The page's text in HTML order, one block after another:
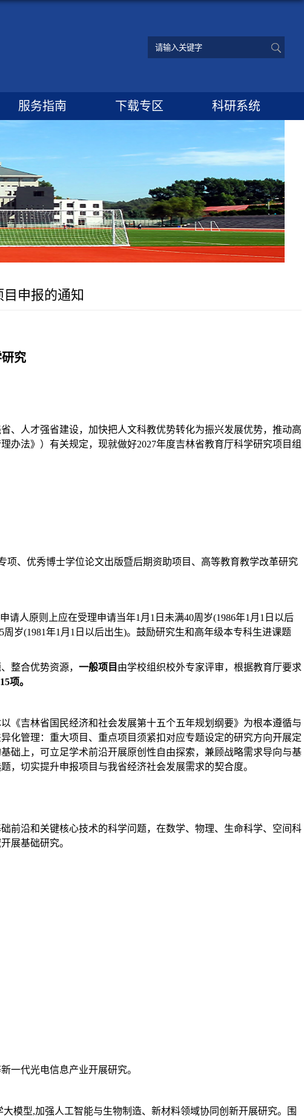
服务指南 下载专区 科研系统
申报的通知
究
、人才强省建设，加快把人文科教优势转化为振兴发展优势，推动高
办法》）有关规定，现就做好2027年度吉林省教育厅科学研究项目组
、优秀博士学位论文出版暨后期资助项目、高等教育教学改革研究
人原则上应在受理申请当年1月1日未满40周岁(1986年1月1日以后
岁(1981年1月1日以后出生)。鼓励研究生和高年级本专科生进课题
整合优势资源， 一般项目 由学校组织校外专家评审，根据教育厅要求
15项。
《吉林省国民经济和社会发展第十五个五年规划纲要》为根本遵循与
化管理：重大项目、重点项目须紧扣对应专题设定的研究方向开展定
础上，可立足学术前沿开展原创性自由探索，兼顾战略需求导向与基
，切实提升申报项目与我省经济社会发展需求的契合度。
前沿和关键核心技术的科学问题，在数学、物理、生命科学、空间科
展基础研究。
一代光电信息产业开展研究。
模型,加强人工智能与生物制造、新材料领域协同创新开展研究。围